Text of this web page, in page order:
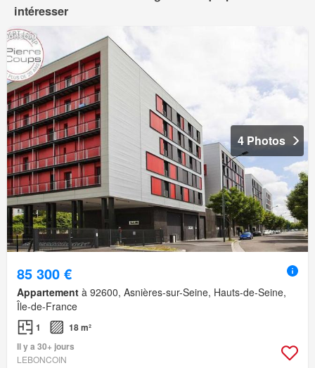
intéresser
4 Photos
85 300 €
Appartement à 92600, Asnières-sur-Seine, Hauts-de-Seine,
Île-de-France
1
18 m²
Il y a 30+ jours
LEBONCOIN